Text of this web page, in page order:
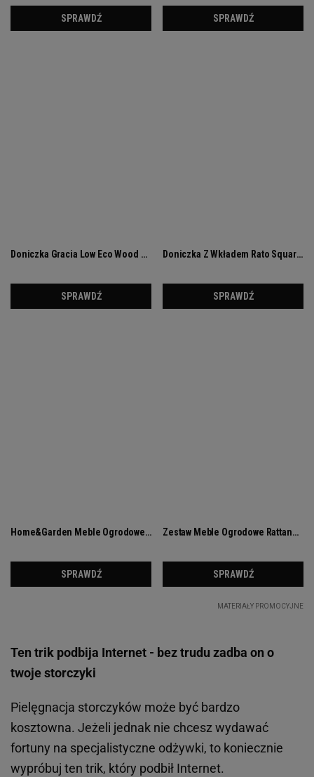
Ten trik podbija Internet - bez trudu zadba on o
twoje storczyki
Pielęgnacja storczyków może być bardzo
kosztowna. Jeżeli jednak nie chcesz wydawać
fortuny na specjalistyczne odżywki, to koniecznie
wypróbuj ten trik, który podbił Internet.